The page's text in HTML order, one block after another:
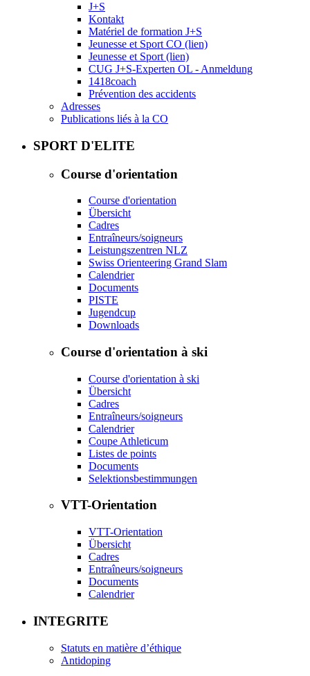
J+S
Kontakt
Matériel de formation J+S
Jeunesse et Sport CO (lien)
Jeunesse et Sport (lien)
CUG J+S-Experten OL - Anmeldung
1418coach
Prévention des accidents
Adresses
Publications liés à la CO
SPORT D'ELITE
Course d'orientation
Course d'orientation
Übersicht
Cadres
Entraîneurs/soigneurs
Leistungszentren NLZ
Swiss Orienteering Grand Slam
Calendrier
Documents
PISTE
Jugendcup
Downloads
Course d'orientation à ski
Course d'orientation à ski
Übersicht
Cadres
Entraîneurs/soigneurs
Calendrier
Coupe Athleticum
Listes de points
Documents
Selektionsbestimmungen
VTT-Orientation
VTT-Orientation
Übersicht
Cadres
Entraîneurs/soigneurs
Documents
Calendrier
INTEGRITE
Statuts en matière d’éthique
Antidoping